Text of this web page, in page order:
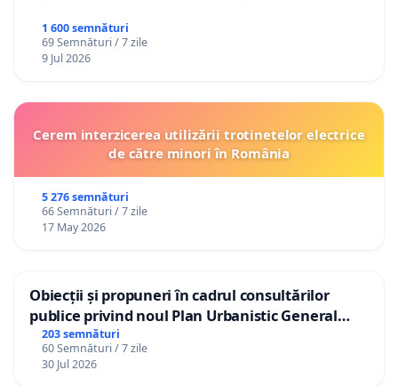
1 600 semnături
69 Semnături / 7 zile
9 Jul 2026
Cerem interzicerea utilizării trotinetelor electrice
de către minori în România
5 276 semnături
66 Semnături / 7 zile
17 May 2026
Obiecții și propuneri în cadrul consultărilor
publice privind noul Plan Urbanistic General
(PUG) Ialoveni
203 semnături
60 Semnături / 7 zile
30 Jul 2026